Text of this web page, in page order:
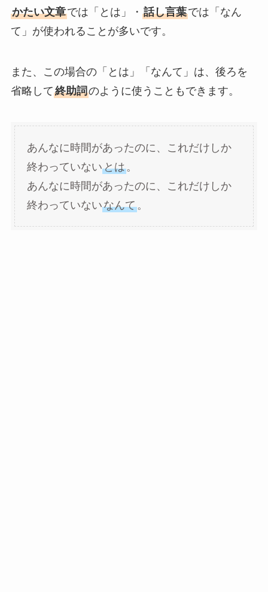
かたい文章では「とは」・ 話し言葉では「なん
て」が使われることが多いです。
また、この場合の「とは」「なんて」は、後ろを
省略して終助詞のように使うこともできます。
あんなに時間があったのに、これだけしか
終わっていないとは。
あんなに時間があったのに、これだけしか
終わっていないなんて。